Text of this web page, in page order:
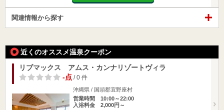
関連情報から探す
近くのオススメ温泉クーポン
リブマックス アムス・カンナリゾートヴィラ
-点/ 0 件
沖縄県 / 国頭郡宜野座村
営業時間 10:00～22:00
入浴料金 2,000円～